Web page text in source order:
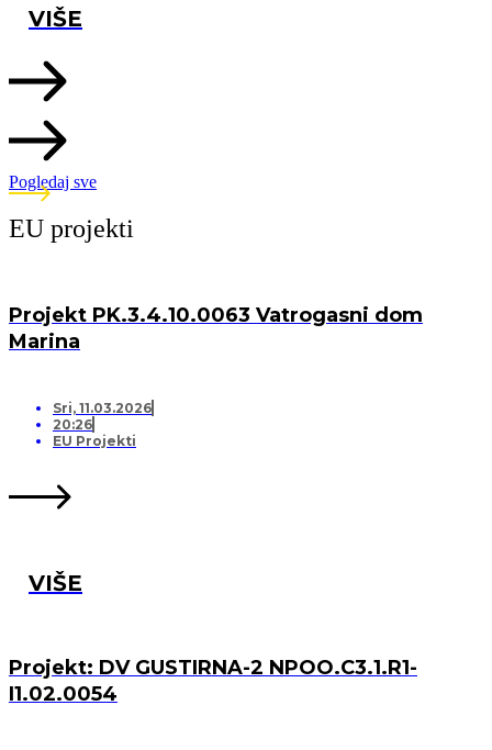
VIŠE
Pogledaj sve
EU projekti
Projekt PK.3.4.10.0063 Vatrogasni dom
Marina
Sri, 11.03.2026
20:26
EU Projekti
VIŠE
Projekt: DV GUSTIRNA-2 NPOO.C3.1.R1-
I1.02.0054